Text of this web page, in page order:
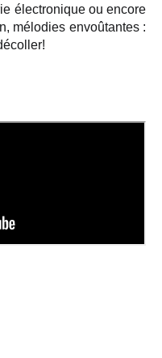
électronique ou encore
mélodies envoûtantes :